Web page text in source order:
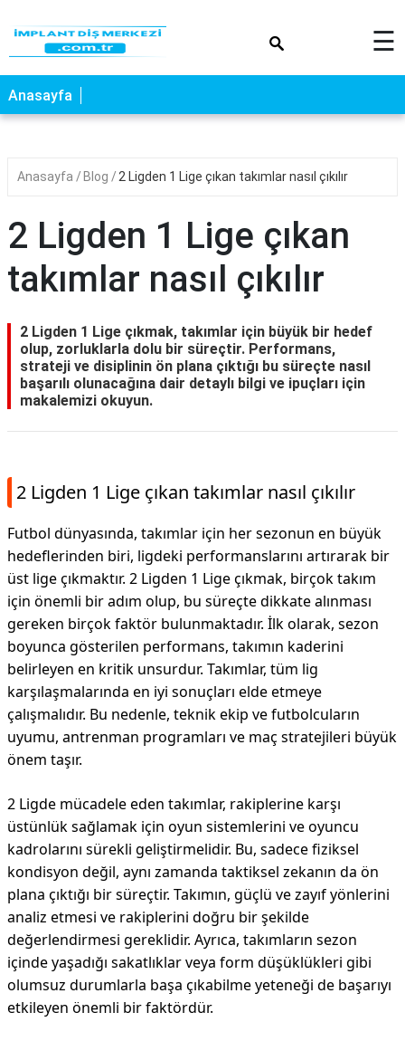
☰
Anasayfa
Anasayfa Blog 2 Ligden 1 Lige çıkan takımlar nasıl çıkılır
2 Ligden 1 Lige çıkan
takımlar nasıl çıkılır
2 Ligden 1 Lige çıkmak, takımlar için büyük bir hedef
olup, zorluklarla dolu bir süreçtir. Performans,
strateji ve disiplinin ön plana çıktığı bu süreçte nasıl
başarılı olunacağına dair detaylı bilgi ve ipuçları için
makalemizi okuyun.
2 Ligden 1 Lige çıkan takımlar nasıl çıkılır
Futbol dünyasında, takımlar için her sezonun en büyük
hedeflerinden biri, ligdeki performanslarını artırarak bir
üst lige çıkmaktır. 2 Ligden 1 Lige çıkmak, birçok takım
için önemli bir adım olup, bu süreçte dikkate alınması
gereken birçok faktör bulunmaktadır. İlk olarak, sezon
boyunca gösterilen performans, takımın kaderini
belirleyen en kritik unsurdur. Takımlar, tüm lig
karşılaşmalarında en iyi sonuçları elde etmeye
çalışmalıdır. Bu nedenle, teknik ekip ve futbolcuların
uyumu, antrenman programları ve maç stratejileri büyük
önem taşır.
2 Ligde mücadele eden takımlar, rakiplerine karşı
üstünlük sağlamak için oyun sistemlerini ve oyuncu
kadrolarını sürekli geliştirmelidir. Bu, sadece fiziksel
kondisyon değil, aynı zamanda taktiksel zekanın da ön
plana çıktığı bir süreçtir. Takımın, güçlü ve zayıf yönlerini
analiz etmesi ve rakiplerini doğru bir şekilde
değerlendirmesi gereklidir. Ayrıca, takımların sezon
içinde yaşadığı sakatlıklar veya form düşüklükleri gibi
olumsuz durumlarla başa çıkabilme yeteneği de başarıyı
etkileyen önemli bir faktördür.